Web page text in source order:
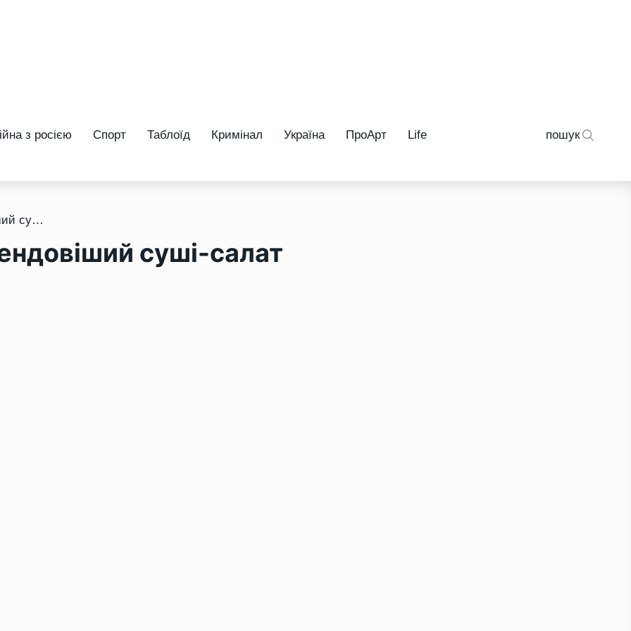
з росією Спорт Таблоїд Кримінал Україна ПроАрт Life пошук
/ Як приготувати найтрендовіший суші-салат
суші-салат